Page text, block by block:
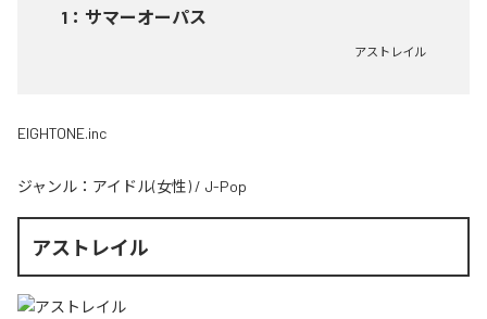
1 ： サマーオーパス
アストレイル
EIGHTONE.inc
ジャンル： アイドル(女性) / J-Pop
アストレイル